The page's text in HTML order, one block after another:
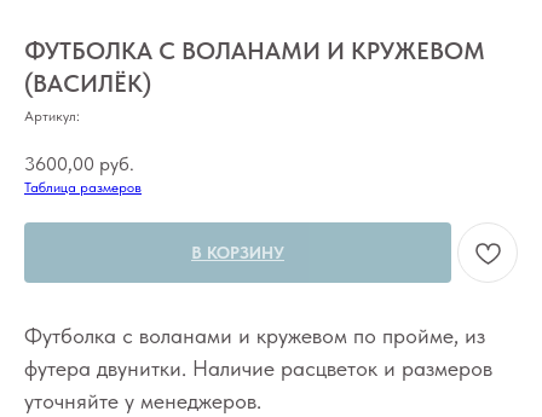
ФУТБОЛКА С ВОЛАНАМИ И КРУЖЕВОМ
(ВАСИЛЁК)
Артикул:
3600,00 руб.
Таблица размеров
В КОРЗИНУ
Футболка с воланами и кружевом по пройме, из
футера двунитки. Наличие расцветок и размеров
уточняйте у менеджеров.